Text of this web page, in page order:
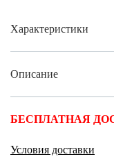
Характеристики
Описание
БЕСПЛАТНАЯ
Условия доставки